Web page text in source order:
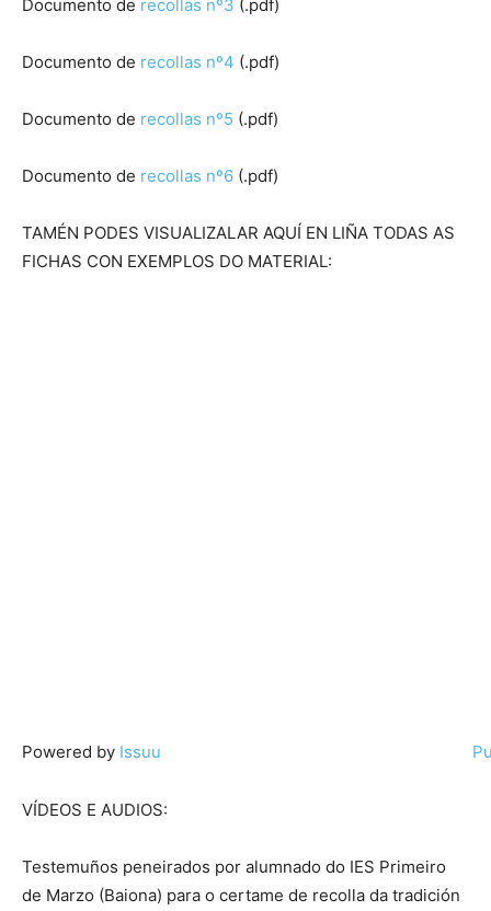
Documento de recollas nº3 (.pdf)
Documento de recollas nº4 (.pdf)
Documento de recollas nº5 (.pdf)
Documento de recollas nº6 (.pdf)
TAMÉN PODES VISUALIZALAR AQUÍ EN LIÑA TODAS AS
FICHAS CON EXEMPLOS DO MATERIAL:
Powered by Issuu
VÍDEOS E AUDIOS:
Testemuños peneirados por alumnado do IES Primeiro
de Marzo (Baiona) para o certame de recolla da tradición